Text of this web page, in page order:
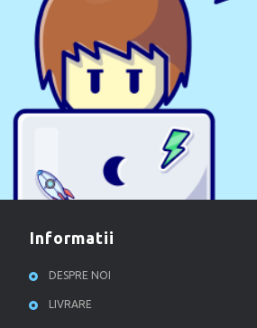
informatii
DESPRE NOI
LIVRARE